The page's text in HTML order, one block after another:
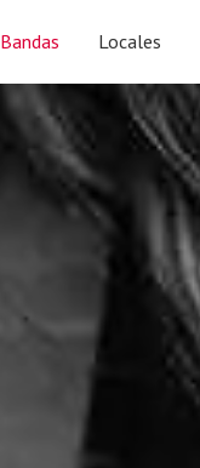
Bandas Locales